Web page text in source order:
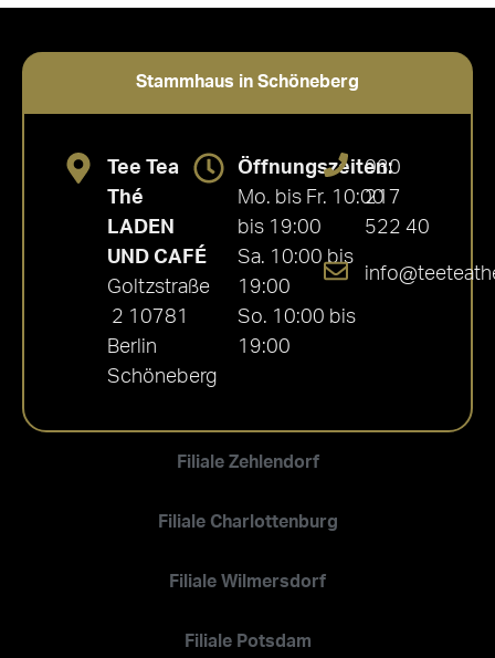
Stammhaus in Schöneberg
Filiale Zehlendorf
Filiale Charlottenburg
Filiale Wilmersdorf
Filiale Potsdam
Tee Tea
Thé
LADEN
UND CAFÉ
Goltzstraße
2 10781
Berlin
Schöneberg
Öffnungszeiten:
Mo. bis Fr. 10:00
bis 19:00
Sa. 10:00 bis
19:00
So. 10:00 bis
19:00
030
217
522 40